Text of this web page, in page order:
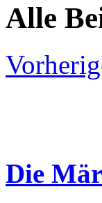
Alle
Die